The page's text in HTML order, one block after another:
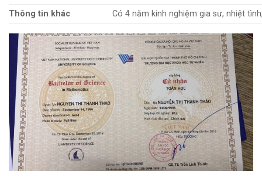
Thông tin khác
Có 4 năm kinh nghiệm gia sư, nhiệt